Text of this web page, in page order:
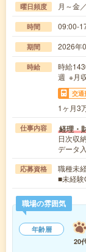
曜日頻度 月～金
時間 09:00-
期間 2026年
時給
時給
週 ※月
交通
1ヶ月3
仕事内容 経理・
日次収
データ
応募資格
職種未
■未経験
職場の雰囲気
年齢層
20